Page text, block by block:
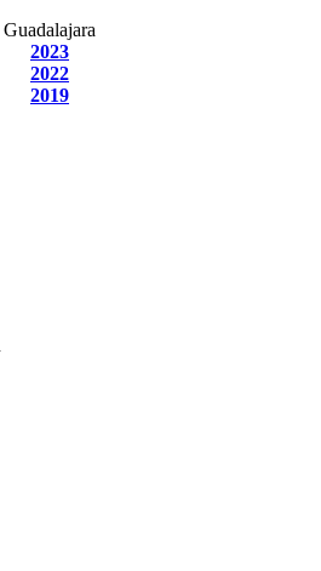
Guadalajara
2023
2022
2019